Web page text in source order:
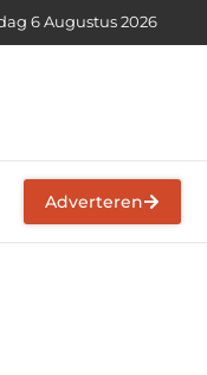
6 Augustus 2026
Adverteren